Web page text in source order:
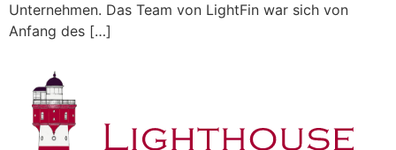
Unternehmen. Das Team von LightFin war sich von
Anfang des […]